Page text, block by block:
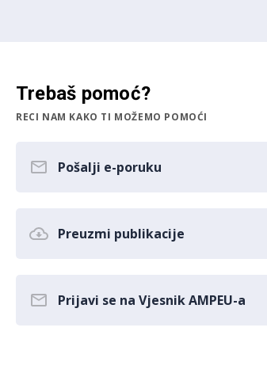
Trebaš pomoć?
RECI NAM KAKO TI MOŽEMO POMOĆI
Pošalji e-poruku
Preuzmi publikacije
Prijavi se na Vjesnik AMPEU-a